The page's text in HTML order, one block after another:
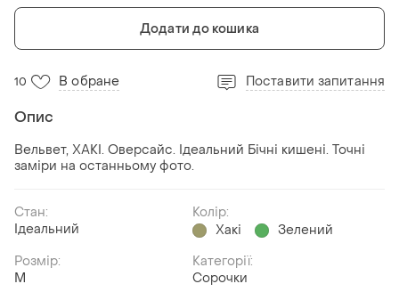
Додати до кошика
10 В обране Поставити запитання
Опис
Вельвет, ХАКІ. Оверсайс. Ідеальний Бічні кишені. Точні
заміри на останньому фото.
Стан:
Ідеальний
Колір:
Хакі
Зелений
Розмір:
M
Категорії:
Сорочки